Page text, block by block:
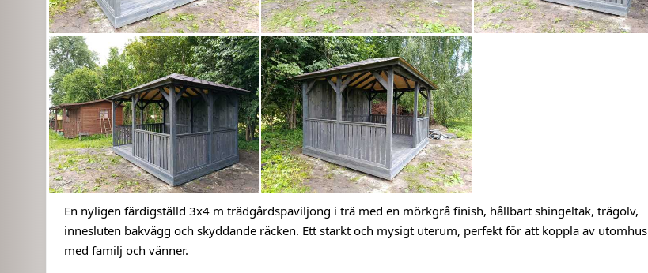
En nyligen färdigställd 3x4 m trädgårdspaviljong i trä med en mörkgrå finish, hållbart shingeltak, trägolv,
innesluten bakvägg och skyddande räcken. Ett starkt och mysigt uterum, perfekt för att koppla av utomhus
med familj och vänner.